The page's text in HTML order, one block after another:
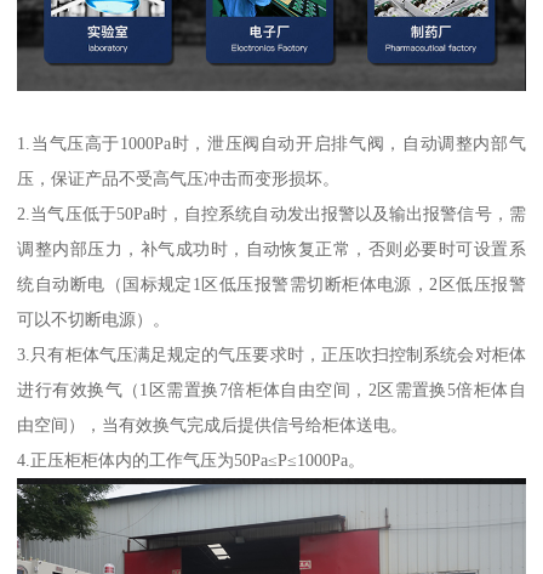
1.当气压高于1000Pa时，泄压阀自动开启排气阀，自动调整内部气
压，保证产品不受高气压冲击而变形损坏。
2.当气压低于50Pa时，自控系统自动发出报警以及输出报警信号，需
调整内部压力，补气成功时，自动恢复正常，否则必要时可设置系
统自动断电（国标规定1区低压报警需切断柜体电源，2区低压报警
可以不切断电源）。
3.只有柜体气压满足规定的气压要求时，正压吹扫控制系统会对柜体
进行有效换气（1区需置换7倍柜体自由空间，2区需置换5倍柜体自
由空间），当有效换气完成后提供信号给柜体送电。
4.正压柜柜体内的工作气压为50Pa≤P≤1000Pa。